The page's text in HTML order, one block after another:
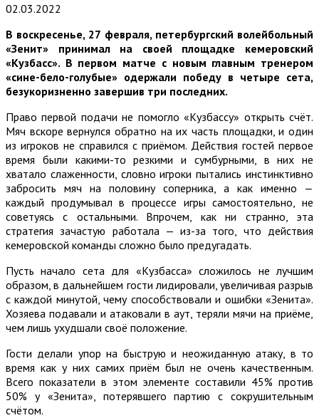
02.03.2022
В воскресенье, 27 февраля, петербургский волейбольный
«Зенит» принимал на своей площадке кемеровский
«Кузбасс». В первом матче с новым главным тренером
«сине-бело-голубые» одержали победу в четыре сета,
безукоризненно завершив три последних.
Право первой подачи не помогло «Кузбассу» открыть счёт.
Мяч вскоре вернулся обратно на их часть площадки, и один
из игроков не справился с приёмом. Действия гостей первое
время были какими-то резкими и сумбурными, в них не
хватало слаженности, словно игроки пытались инстинктивно
забросить мяч на половину соперника, а как именно —
каждый продумывал в процессе игры самостоятельно, не
советуясь с остальными. Впрочем, как ни странно, эта
стратегия зачастую работала — из-за того, что действия
кемеровской команды сложно было предугадать.
Пусть начало сета для «Кузбасса» сложилось не лучшим
образом, в дальнейшем гости лидировали, увеличивая разрыв
с каждой минутой, чему способствовали и ошибки «Зенита».
Хозяева подавали и атаковали в аут, теряли мячи на приёме,
чем лишь ухудшали своё положение.
Гости делали упор на быструю и неожиданную атаку, в то
время как у них самих приём был не очень качественным.
Всего показатели в этом элементе составили 45% против
50% у «Зенита», потерявшего партию с сокрушительным
счётом.